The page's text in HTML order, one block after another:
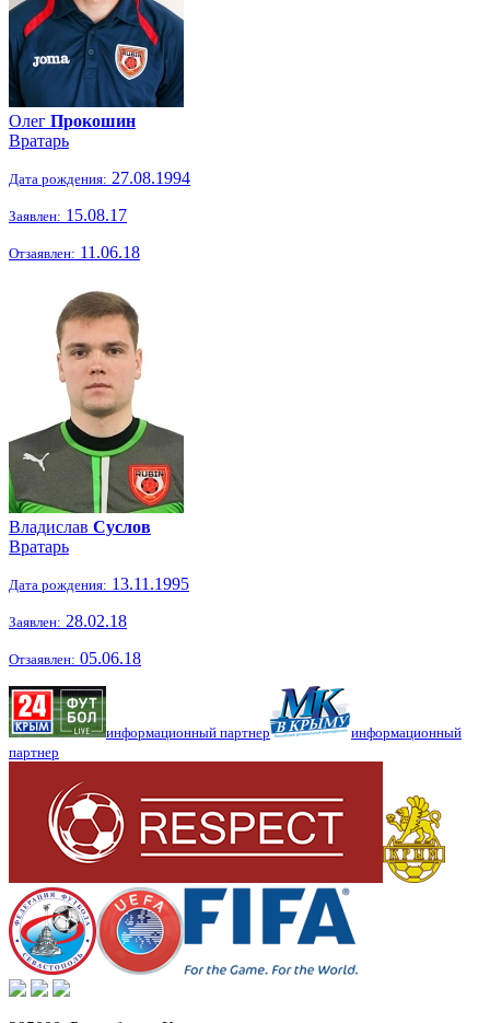
Олег Прокошин
Вратарь
Дата рождения: 27.08.1994
Заявлен: 15.08.17
Отзаявлен: 11.06.18
Владислав Суслов
Вратарь
Дата рождения: 13.11.1995
Заявлен: 28.02.18
Отзаявлен: 05.06.18
информационный партнер
информационный
партнер